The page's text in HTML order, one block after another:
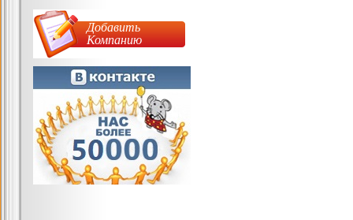
Добавить
Компанию